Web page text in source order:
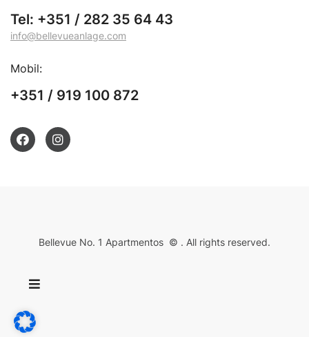
Tel: +351 / 282 35 64 43
info@bellevueanlage.com
Mobil:
+351 / 919 100 872
Bellevue No. 1 Apartmentos © . All rights reserved.